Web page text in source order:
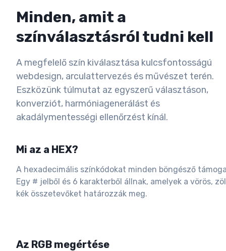
Minden, amit a
színválasztásról tudni kell
A megfelelő szín kiválasztása kulcsfontosságú
webdesign, arculattervezés és művészet terén.
Eszközünk túlmutat az egyszerű választáson,
konverziót, harmóniagenerálást és
akadálymentességi ellenőrzést kínál.
Mi az a HEX?
A hexadecimális színkódokat minden böngésző
Egy # jelből és 6 karakterből állnak, amelyek a vörös,
kék összetevőket határozzák meg.
Az RGB megértése